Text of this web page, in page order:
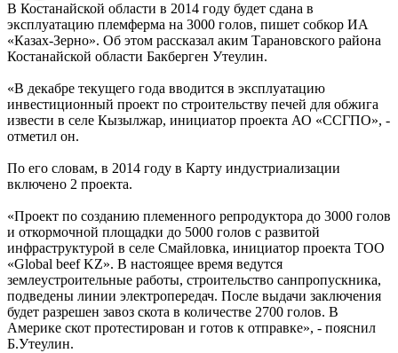
В Костанайской области в 2014 году будет сдана в
эксплуатацию племферма на 3000 голов, пишет собкор ИА
«Казах-Зерно». Об этом рассказал аким Тарановского района
Костанайской области Бакберген Утеулин.
«В декабре текущего года вводится в эксплуатацию
инвестиционный проект по строительству печей для обжига
извести в селе Кызылжар, инициатор проекта АО «ССГПО», -
отметил он.
По его словам, в 2014 году в Карту индустриализации
включено 2 проекта.
«Проект по созданию племенного репродуктора до 3000 голов
и откормочной площадки до 5000 голов с развитой
инфраструктурой в селе Смайловка, инициатор проекта ТОО
«Global beef KZ». В настоящее время ведутся
землеустроительные работы, строительство санпропускника,
подведены линии электропередач. После выдачи заключения
будет разрешен завоз скота в количестве 2700 голов. В
Америке скот протестирован и готов к отправке», - пояснил
Б.Утеулин.